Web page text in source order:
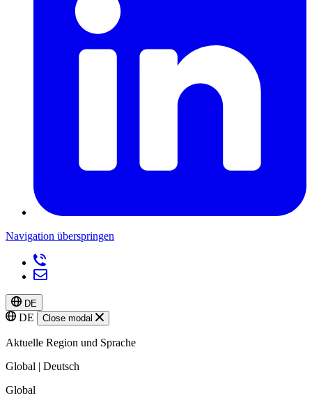
Navigation überspringen
DE
DE Close modal
Aktuelle Region und Sprache
Global | Deutsch
Global